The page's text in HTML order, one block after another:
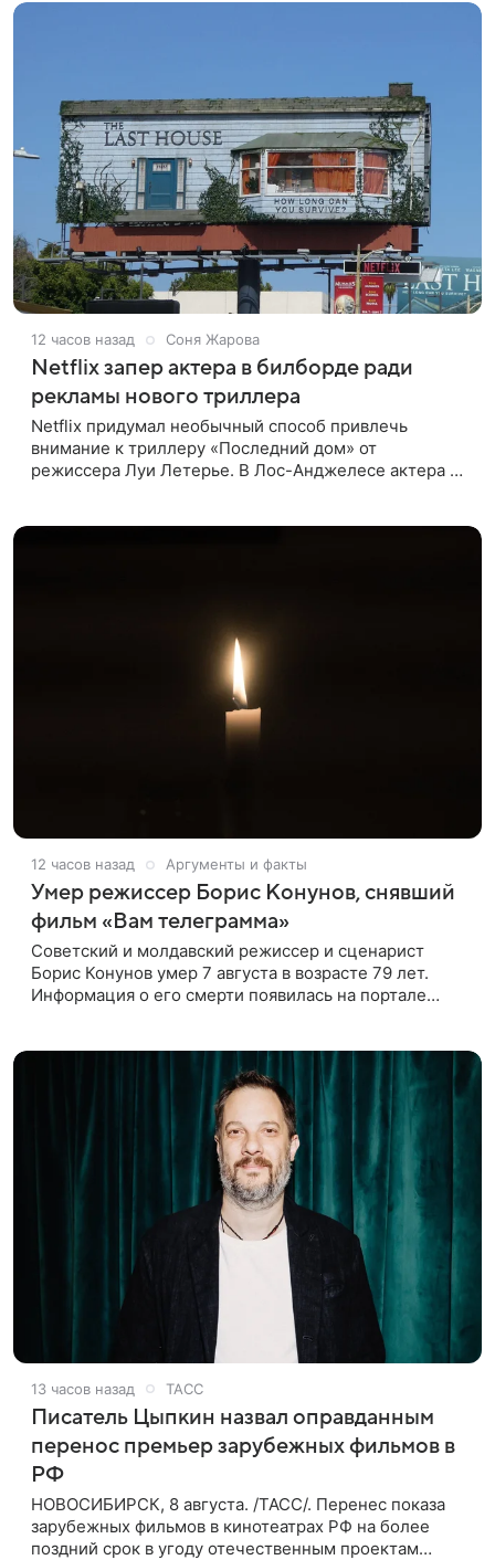
12 часов назад Соня Жарова
Netflix запер актера в билборде ради
рекламы нового триллера
Netflix придумал необычный способ привлечь
внимание к триллеру «Последний дом» от
режиссера Луи Летерье. В Лос-Анджелесе актера на
12 часов назад Аргументы и факты
Умер режиссер Борис Конунов, снявший
фильм «Вам телеграмма»
Советский и молдавский режиссер и сценарист
Борис Конунов умер 7 августа в возрасте 79 лет.
Информация о его смерти появилась на портале
13 часов назад ТАСС
Писатель Цыпкин назвал оправданным
перенос премьер зарубежных фильмов в
РФ
НОВОСИБИРСК, 8 августа. /ТАСС/. Перенес показа
зарубежных фильмов в кинотеатрах РФ на более
поздний срок в угоду отечественным проектам